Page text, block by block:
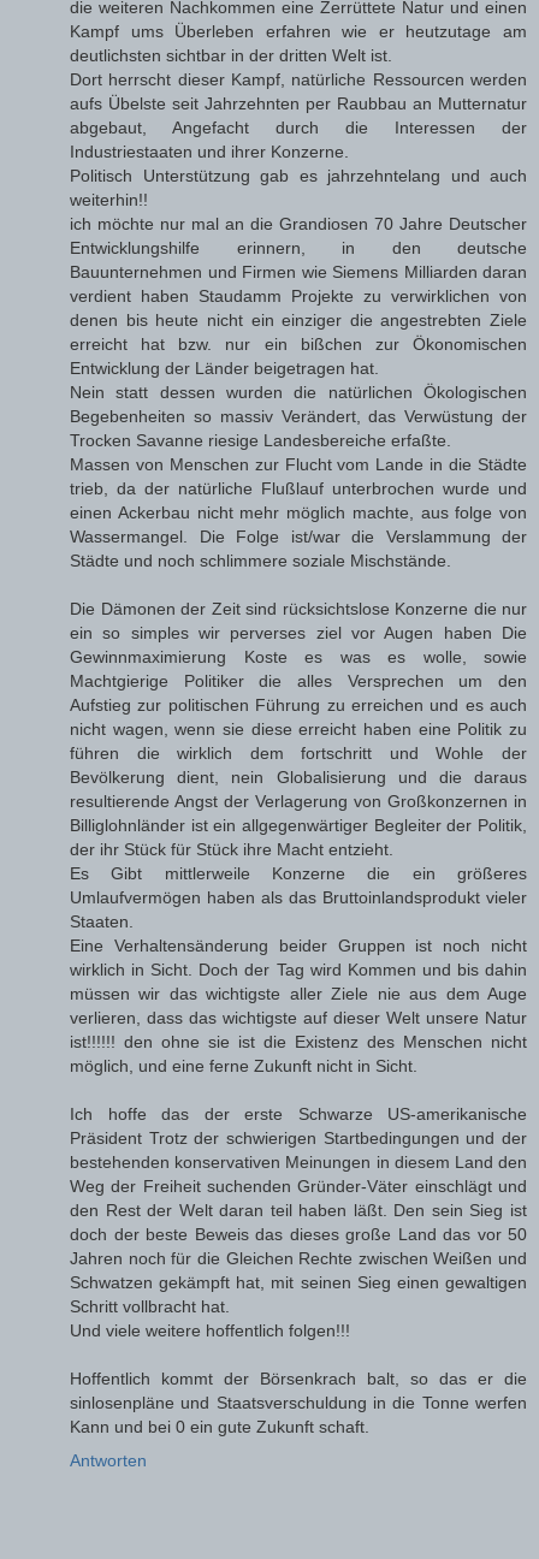
die weiteren Nachkommen eine Zerrüttete Natur und einen
Kampf ums Überleben erfahren wie er heutzutage am
deutlichsten sichtbar in der dritten Welt ist.
Dort herrscht dieser Kampf, natürliche Ressourcen werden
aufs Übelste seit Jahrzehnten per Raubbau an Mutternatur
abgebaut, Angefacht durch die Interessen der
Industriestaaten und ihrer Konzerne.
Politisch Unterstützung gab es jahrzehntelang und auch
weiterhin!!
ich möchte nur mal an die Grandiosen 70 Jahre Deutscher
Entwicklungshilfe erinnern, in den deutsche
Bauunternehmen und Firmen wie Siemens Milliarden daran
verdient haben Staudamm Projekte zu verwirklichen von
denen bis heute nicht ein einziger die angestrebten Ziele
erreicht hat bzw. nur ein bißchen zur Ökonomischen
Entwicklung der Länder beigetragen hat.
Nein statt dessen wurden die natürlichen Ökologischen
Begebenheiten so massiv Verändert, das Verwüstung der
Trocken Savanne riesige Landesbereiche erfaßte.
Massen von Menschen zur Flucht vom Lande in die Städte
trieb, da der natürliche Flußlauf unterbrochen wurde und
einen Ackerbau nicht mehr möglich machte, aus folge von
Wassermangel. Die Folge ist/war die Verslammung der
Städte und noch schlimmere soziale Mischstände.
Die Dämonen der Zeit sind rücksichtslose Konzerne die nur
ein so simples wir perverses ziel vor Augen haben Die
Gewinnmaximierung Koste es was es wolle, sowie
Machtgierige Politiker die alles Versprechen um den
Aufstieg zur politischen Führung zu erreichen und es auch
nicht wagen, wenn sie diese erreicht haben eine Politik zu
führen die wirklich dem fortschritt und Wohle der
Bevölkerung dient, nein Globalisierung und die daraus
resultierende Angst der Verlagerung von Großkonzernen in
Billiglohnländer ist ein allgegenwärtiger Begleiter der Politik,
der ihr Stück für Stück ihre Macht entzieht.
Es Gibt mittlerweile Konzerne die ein größeres
Umlaufvermögen haben als das Bruttoinlandsprodukt vieler
Staaten.
Eine Verhaltensänderung beider Gruppen ist noch nicht
wirklich in Sicht. Doch der Tag wird Kommen und bis dahin
müssen wir das wichtigste aller Ziele nie aus dem Auge
verlieren, dass das wichtigste auf dieser Welt unsere Natur
ist!!!!!! den ohne sie ist die Existenz des Menschen nicht
möglich, und eine ferne Zukunft nicht in Sicht.
Ich hoffe das der erste Schwarze US-amerikanische
Präsident Trotz der schwierigen Startbedingungen und der
bestehenden konservativen Meinungen in diesem Land den
Weg der Freiheit suchenden Gründer-Väter einschlägt und
den Rest der Welt daran teil haben läßt. Den sein Sieg ist
doch der beste Beweis das dieses große Land das vor 50
Jahren noch für die Gleichen Rechte zwischen Weißen und
Schwatzen gekämpft hat, mit seinen Sieg einen gewaltigen
Schritt vollbracht hat.
Und viele weitere hoffentlich folgen!!!
Hoffentlich kommt der Börsenkrach balt, so das er die
sinlosenpläne und Staatsverschuldung in die Tonne werfen
Kann und bei 0 ein gute Zukunft schaft.
Antworten